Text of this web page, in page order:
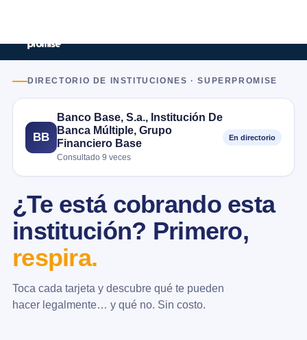
DIRECTORIO DE INSTITUCIONES · SUPERPROMISE
BB
Banco Base, S.a., Institución De
Banca Múltiple, Grupo
Financiero Base
Consultado 9 veces
En directorio
¿Te está cobrando esta
institución? Primero,
respira.
Toca cada tarjeta y descubre qué te pueden
hacer legalmente… y qué no. Sin costo.